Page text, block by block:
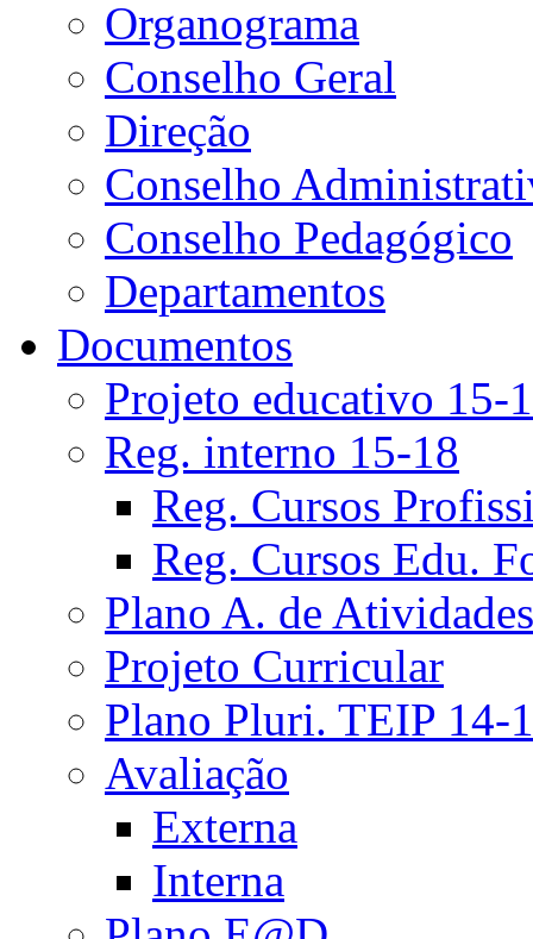
Organograma
Conselho Geral
Direção
Conselho
Conselho Pedagógico
Departamentos
Documentos
Projeto educativo 15-
Reg. interno 15-18
Reg. Cursos
Reg. Cursos Edu.
Plano A. de Atividades
Projeto Curricular
Plano Pluri. TEIP 14-
Avaliação
Externa
Interna